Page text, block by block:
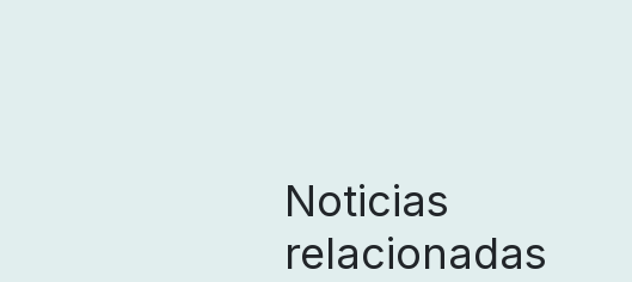
Noticias
relacionadas